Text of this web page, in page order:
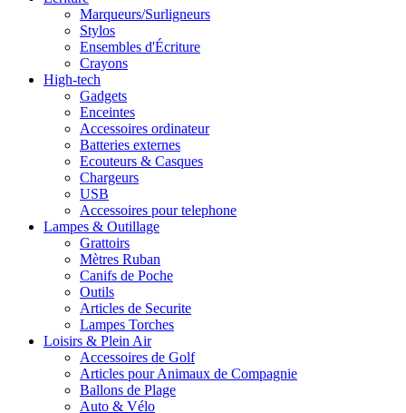
Marqueurs/Surligneurs
Stylos
Ensembles d'Écriture
Crayons
High-tech
Gadgets
Enceintes
Accessoires ordinateur
Batteries externes
Ecouteurs & Casques
Chargeurs
USB
Accessoires pour telephone
Lampes & Outillage
Grattoirs
Mètres Ruban
Canifs de Poche
Outils
Articles de Securite
Lampes Torches
Loisirs & Plein Air
Accessoires de Golf
Articles pour Animaux de Compagnie
Ballons de Plage
Auto & Vélo